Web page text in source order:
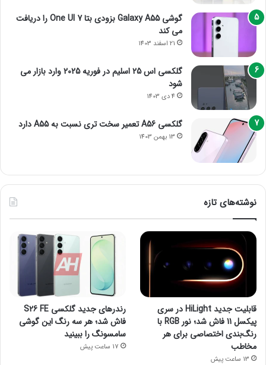
گوشی Galaxy A55 بزودی بتا One UI 7 را دریافت
می کند
21 اسفند 1403
گلکسی اس 25 اسلیم در فوریه 2025 وارد بازار می
شود
4 دی 1403
گلکسی A56 تعمیر سخت تری نسبت به A55 دارد
13 بهمن 1403
نوشته‌های تازه
قابلیت جدید HiLight در سری
پیکسل 11 فاش شد؛ نور RGB با
رنگ‌بندی اختصاصی برای هر
مخاطب
13 ساعت پیش
رندرهای جدید گلکسی S26 FE
فاش شد؛ هر سه رنگ این گوشی
سامسونگ را ببینید
17 ساعت پیش